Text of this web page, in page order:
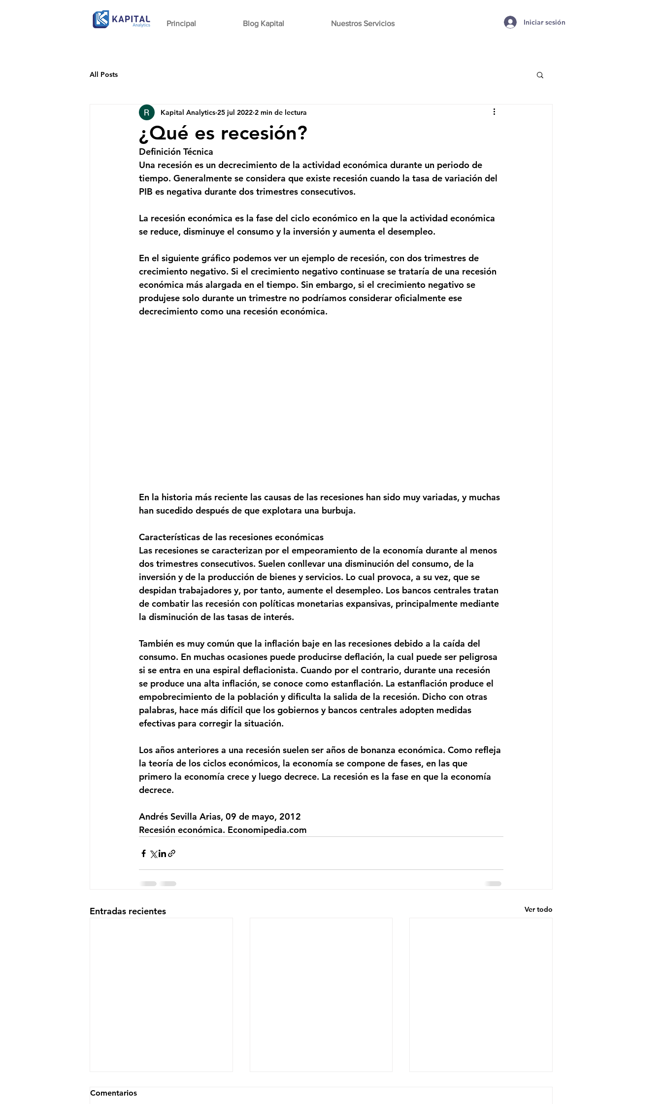
Principal Blog Kapital Nuestros Servicios Iniciar sesión
All Posts
¿Qué es recesión?
Kapital Analytics 25 jul 2022 2 min de lectura
Definición Técnica
Una recesión es un decrecimiento de la actividad económica durante un periodo de
tiempo. Generalmente se considera que existe recesión cuando la tasa de variación del
PIB es negativa durante dos trimestres consecutivos.
La recesión económica es la fase del ciclo económico en la que la actividad económica
se reduce, disminuye el consumo y la inversión y aumenta el desempleo.
En el siguiente gráfico podemos ver un ejemplo de recesión, con dos trimestres de
crecimiento negativo. Si el crecimiento negativo continuase se trataría de una recesión
económica más alargada en el tiempo. Sin embargo, si el crecimiento negativo se
produjese solo durante un trimestre no podríamos considerar oficialmente ese
decrecimiento como una recesión económica.
En la historia más reciente las causas de las recesiones han sido muy variadas, y muchas
han sucedido después de que explotara una burbuja.
Características de las recesiones económicas
Las recesiones se caracterizan por el empeoramiento de la economía durante al menos
dos trimestres consecutivos. Suelen conllevar una disminución del consumo, de la
inversión y de la producción de bienes y servicios. Lo cual provoca, a su vez, que se
despidan trabajadores y, por tanto, aumente el desempleo. Los bancos centrales tratan
de combatir las recesión con políticas monetarias expansivas, principalmente mediante
la disminución de las tasas de interés.
También es muy común que la inflación baje en las recesiones debido a la caída del
consumo. En muchas ocasiones puede producirse deflación, la cual puede ser peligrosa
si se entra en una espiral deflacionista. Cuando por el contrario, durante una recesión
se produce una alta inflación, se conoce como estanflación. La estanflación produce el
empobrecimiento de la población y dificulta la salida de la recesión. Dicho con otras
palabras, hace más difícil que los gobiernos y bancos centrales adopten medidas
efectivas para corregir la situación.
Los años anteriores a una recesión suelen ser años de bonanza económica. Como refleja
la teoría de los ciclos económicos, la economía se compone de fases, en las que
primero la economía crece y luego decrece. La recesión es la fase en que la economía
decrece.
Andrés Sevilla Arias, 09 de mayo, 2012
Recesión económica. Economipedia.com
Entradas recientes Ver todo
Comentarios